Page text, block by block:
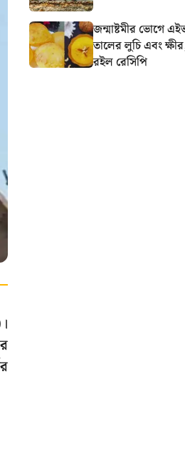
জন্মাষ্টমীর ভোগে
তালের লুচি এবং
রইল রেসিপি